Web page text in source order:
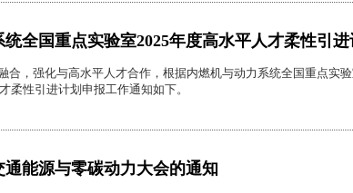
全国重点实验室2025年度高水平人才柔性引
合，强化与高水平人才合作，根据内燃机与动力系统全国重点实
柔性引进计划申报工作通知如下。
通能源与零碳动力大会的通知